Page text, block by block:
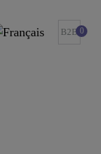
B2B 0